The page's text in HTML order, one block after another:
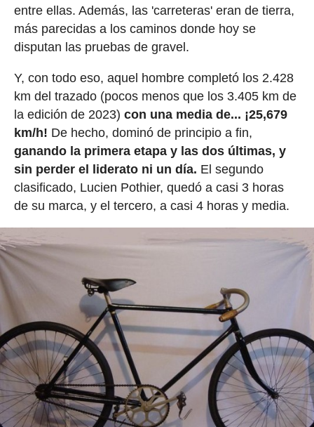
entre ellas. Además, las 'carreteras' eran de tierra,
más parecidas a los caminos donde hoy se
disputan las pruebas de gravel.
Y, con todo eso, aquel hombre completó los 2.428
km del trazado (pocos menos que los 3.405 km de
la edición de 2023) con una media de... ¡25,679
km/h! De hecho, dominó de principio a fin,
ganando la primera etapa y las dos últimas, y
sin perder el liderato ni un día. El segundo
clasificado, Lucien Pothier, quedó a casi 3 horas
de su marca, y el tercero, a casi 4 horas y media.